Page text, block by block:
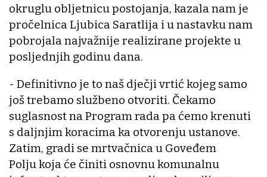
okruglu obljetnicu postojanja, kazala nam je
pročelnica Ljubica Saratlija i u nastavku nam
pobrojala najvažnije realizirane projekte u
posljednjih godinu dana.
- Definitivno je to naš dječji vrtić kojeg samo
još trebamo službeno otvoriti. Čekamo
suglasnost na Program rada pa ćemo krenuti
s daljnjim koracima ka otvorenju ustanove.
Zatim, gradi se mrtvačnica u Goveđem
Polju koja će činiti osnovnu komunalnu